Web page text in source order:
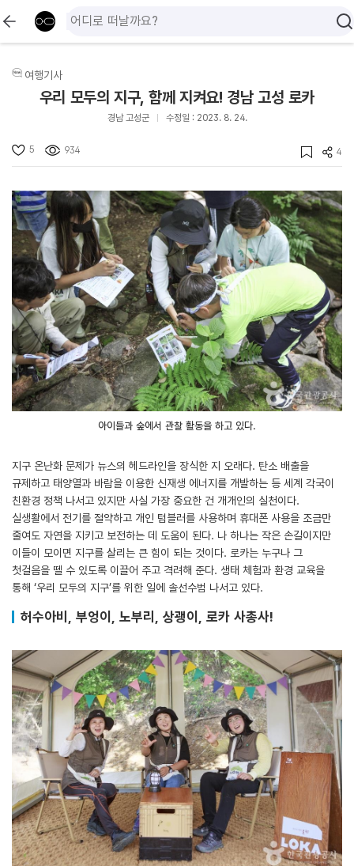
여행기사
우리 모두의 지구, 함께 지켜요! 경남 고성 로카
경남 고성군 수정일 : 2023. 8. 24.
5 934 4
아이들과 숲에서 관찰 활동을 하고 있다.
지구 온난화 문제가 뉴스의 헤드라인을 장식한 지 오래다. 탄소 배출을
규제하고 태양열과 바람을 이용한 신재생 에너지를 개발하는 등 세계 각국이
친환경 정책 나서고 있지만 사실 가장 중요한 건 개개인의 실천이다.
실생활에서 전기를 절약하고 개인 텀블러를 사용하며 휴대폰 사용을 조금만
줄여도 자연을 지키고 보전하는 데 도움이 된다. 나 하나는 작은 손길이지만
이들이 모이면 지구를 살리는 큰 힘이 되는 것이다. 로카는 누구나 그
첫걸음을 뗄 수 있도록 이끌어 주고 격려해 준다. 생태 체험과 환경 교육을
통해 ‘우리 모두의 지구’를 위한 일에 솔선수범 나서고 있다.
허수아비, 부엉이, 노부리, 상괭이, 로카 사총사!